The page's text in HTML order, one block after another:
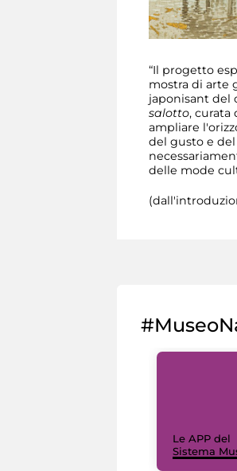
“Il progetto
mostra di arte
japonisant del
salotto, curata
ampliare
del gusto e
delle mode
Le APP del
Sistema